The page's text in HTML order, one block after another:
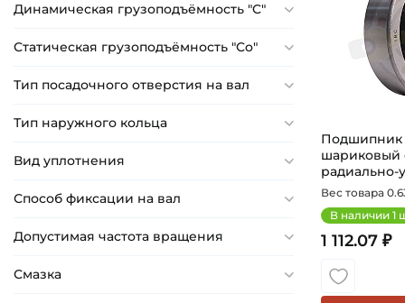
Динамическая грузоподъёмность "C"
Статическая грузоподъёмность "Сo"
Тип посадочного отверстия на вал
Тип наружного кольца
Вид уплотнения
Способ фиксации на вал
Допустимая частота вращения
Смазка
Подшипник
шариковый
радиально-
40...
Вес товара
В наличии 1
1 112.07 ₽